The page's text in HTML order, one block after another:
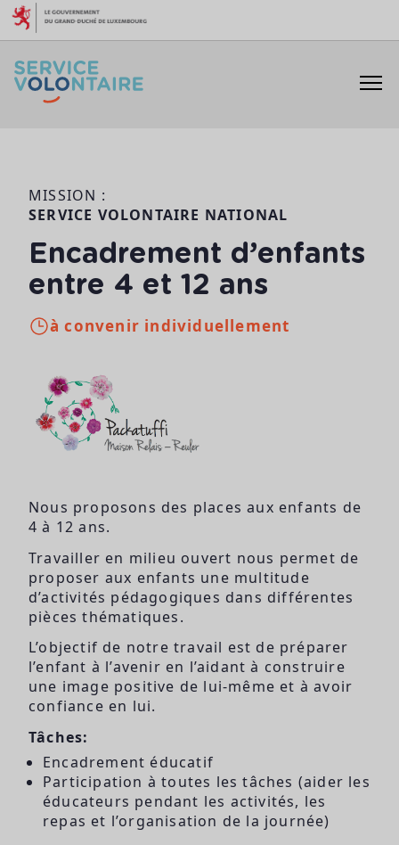
Aller au contenu
MISSION :
SERVICE VOLONTAIRE NATIONAL
Encadrement d’enfants
entre 4 et 12 ans
à convenir individuellement
Nous proposons des places aux enfants de
4 à 12 ans.
Travailler en milieu ouvert nous permet de
proposer aux enfants une multitude
d’activités pédagogiques dans différentes
pièces thématiques.
L’objectif de notre travail est de préparer
l’enfant à l’avenir en l’aidant à construire
une image positive de lui-même et à avoir
confiance en lui.
Tâches:
Encadrement éducatif
Participation à toutes les tâches (aider les
éducateurs pendant les activités, les
repas et l’organisation de la journée)